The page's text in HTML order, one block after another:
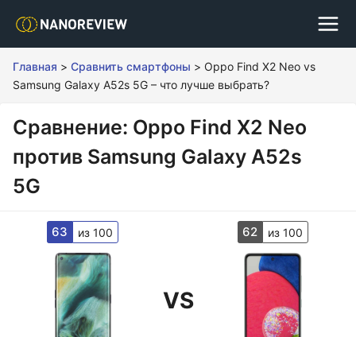
Главная > Сравнить смартфоны > Oppo Find X2 Neo vs
Samsung Galaxy A52s 5G – что лучше выбрать?
Сравнение: Oppo Find X2 Neo
против Samsung Galaxy A52s
5G
63 из 100
VS
62 из 100